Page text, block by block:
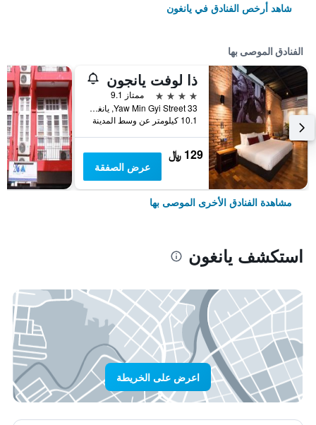
شاهد أرخص الفنادق في يانغون
الفنادق الموصى بها
ذا لوفت يانجون
4 نجوم
ممتاز 9.1
33 Yaw Min Gyi Street, يانغون, ميانمار (بورما)
10.1 كيلومتر عن وسط المدينة
129 ﷼
عرض الصفقة
مشاهدة الفنادق الأخرى الموصى بها
استكشف يانغون
اعرض على الخريطة